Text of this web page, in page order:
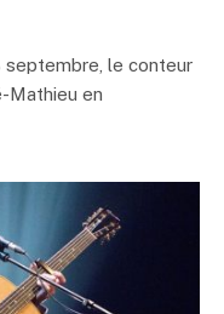
septembre, le conteur
Mathieu en